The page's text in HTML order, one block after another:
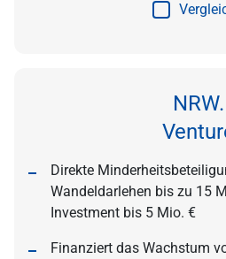
NRW.
Direkte
Wandeldarlehen bis zu 15
Investment bis 5 Mio. €
Finanziert das Wachstum